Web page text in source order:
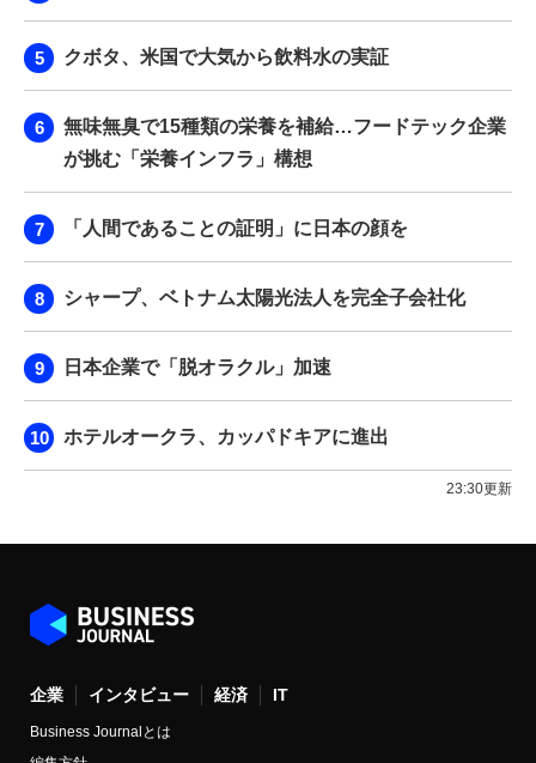
クボタ、米国で大気から飲料水の実証
無味無臭で15種類の栄養を補給…フードテック企業
が挑む「栄養インフラ」構想
「人間であることの証明」に日本の顔を
シャープ、ベトナム太陽光法人を完全子会社化
日本企業で「脱オラクル」加速
ホテルオークラ、カッパドキアに進出
23:30更新
企業 インタビュー 経済 IT
Business Journalとは